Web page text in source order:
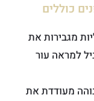
כוללים
מגבירות את
למראה עור
מעודדת את